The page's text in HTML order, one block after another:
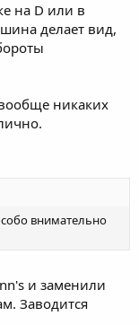
на D или в
делает вид,
никаких
внимательно
и заменили
Заводится